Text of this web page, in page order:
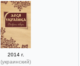
2014 г.
(украинский)